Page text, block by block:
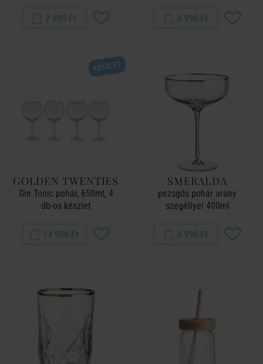
2 990 Ft 3 990 Ft
KÉSZLET
GOLDEN TWENTIES
Gin Tonic pohár, 650ml, 4
db-os készlet
14 990 Ft
SMERALDA
pezsgős pohár arany
szegéllyel 400ml
3 990 Ft